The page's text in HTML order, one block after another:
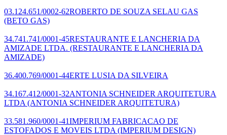
03.124.651/0002-62ROBERTO DE SOUZA SELAU GAS
(BETO GAS)
34.741.741/0001-45RESTAURANTE E LANCHERIA DA
AMIZADE LTDA. (RESTAURANTE E LANCHERIA DA
AMIZADE)
36.400.769/0001-44ERTE LUSIA DA SILVEIRA
34.167.412/0001-32ANTONIA SCHNEIDER ARQUITETURA
LTDA (ANTONIA SCHNEIDER ARQUITETURA)
33.581.960/0001-41IMPERIUM FABRICACAO DE
ESTOFADOS E MOVEIS LTDA (IMPERIUM DESIGN)